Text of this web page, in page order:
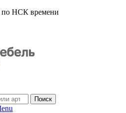
по НСК времени